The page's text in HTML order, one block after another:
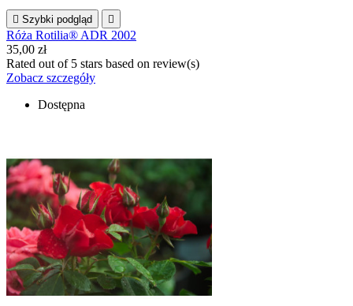
 Szybki podgląd 
Róża Rotilia® ADR 2002
35,00 zł
Rated out of 5 stars based on review(s)
Zobacz szczegóły
Dostępna